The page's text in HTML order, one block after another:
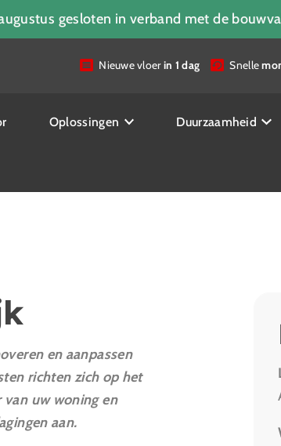
gesloten in verband met de
Nieuwe vloerin 1 dag Snelle
Oplossingen Duurzaamheid
en aanpassen
richten zich op het
van uw woning en
aan.